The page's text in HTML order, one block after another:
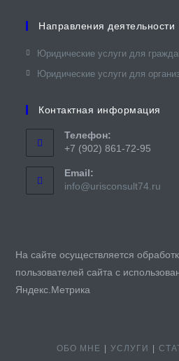
Направления деятельности
Юридические услуги для
Юридические услуги для
Контактная информация
Телефон:
+7 (902) 861-72-95
Email:
info@urisconsult74.ru
На сайте осуществляется
пользователей сайта с
Яндекс.Метрика
ОБО МНЕ УСЛУГИ